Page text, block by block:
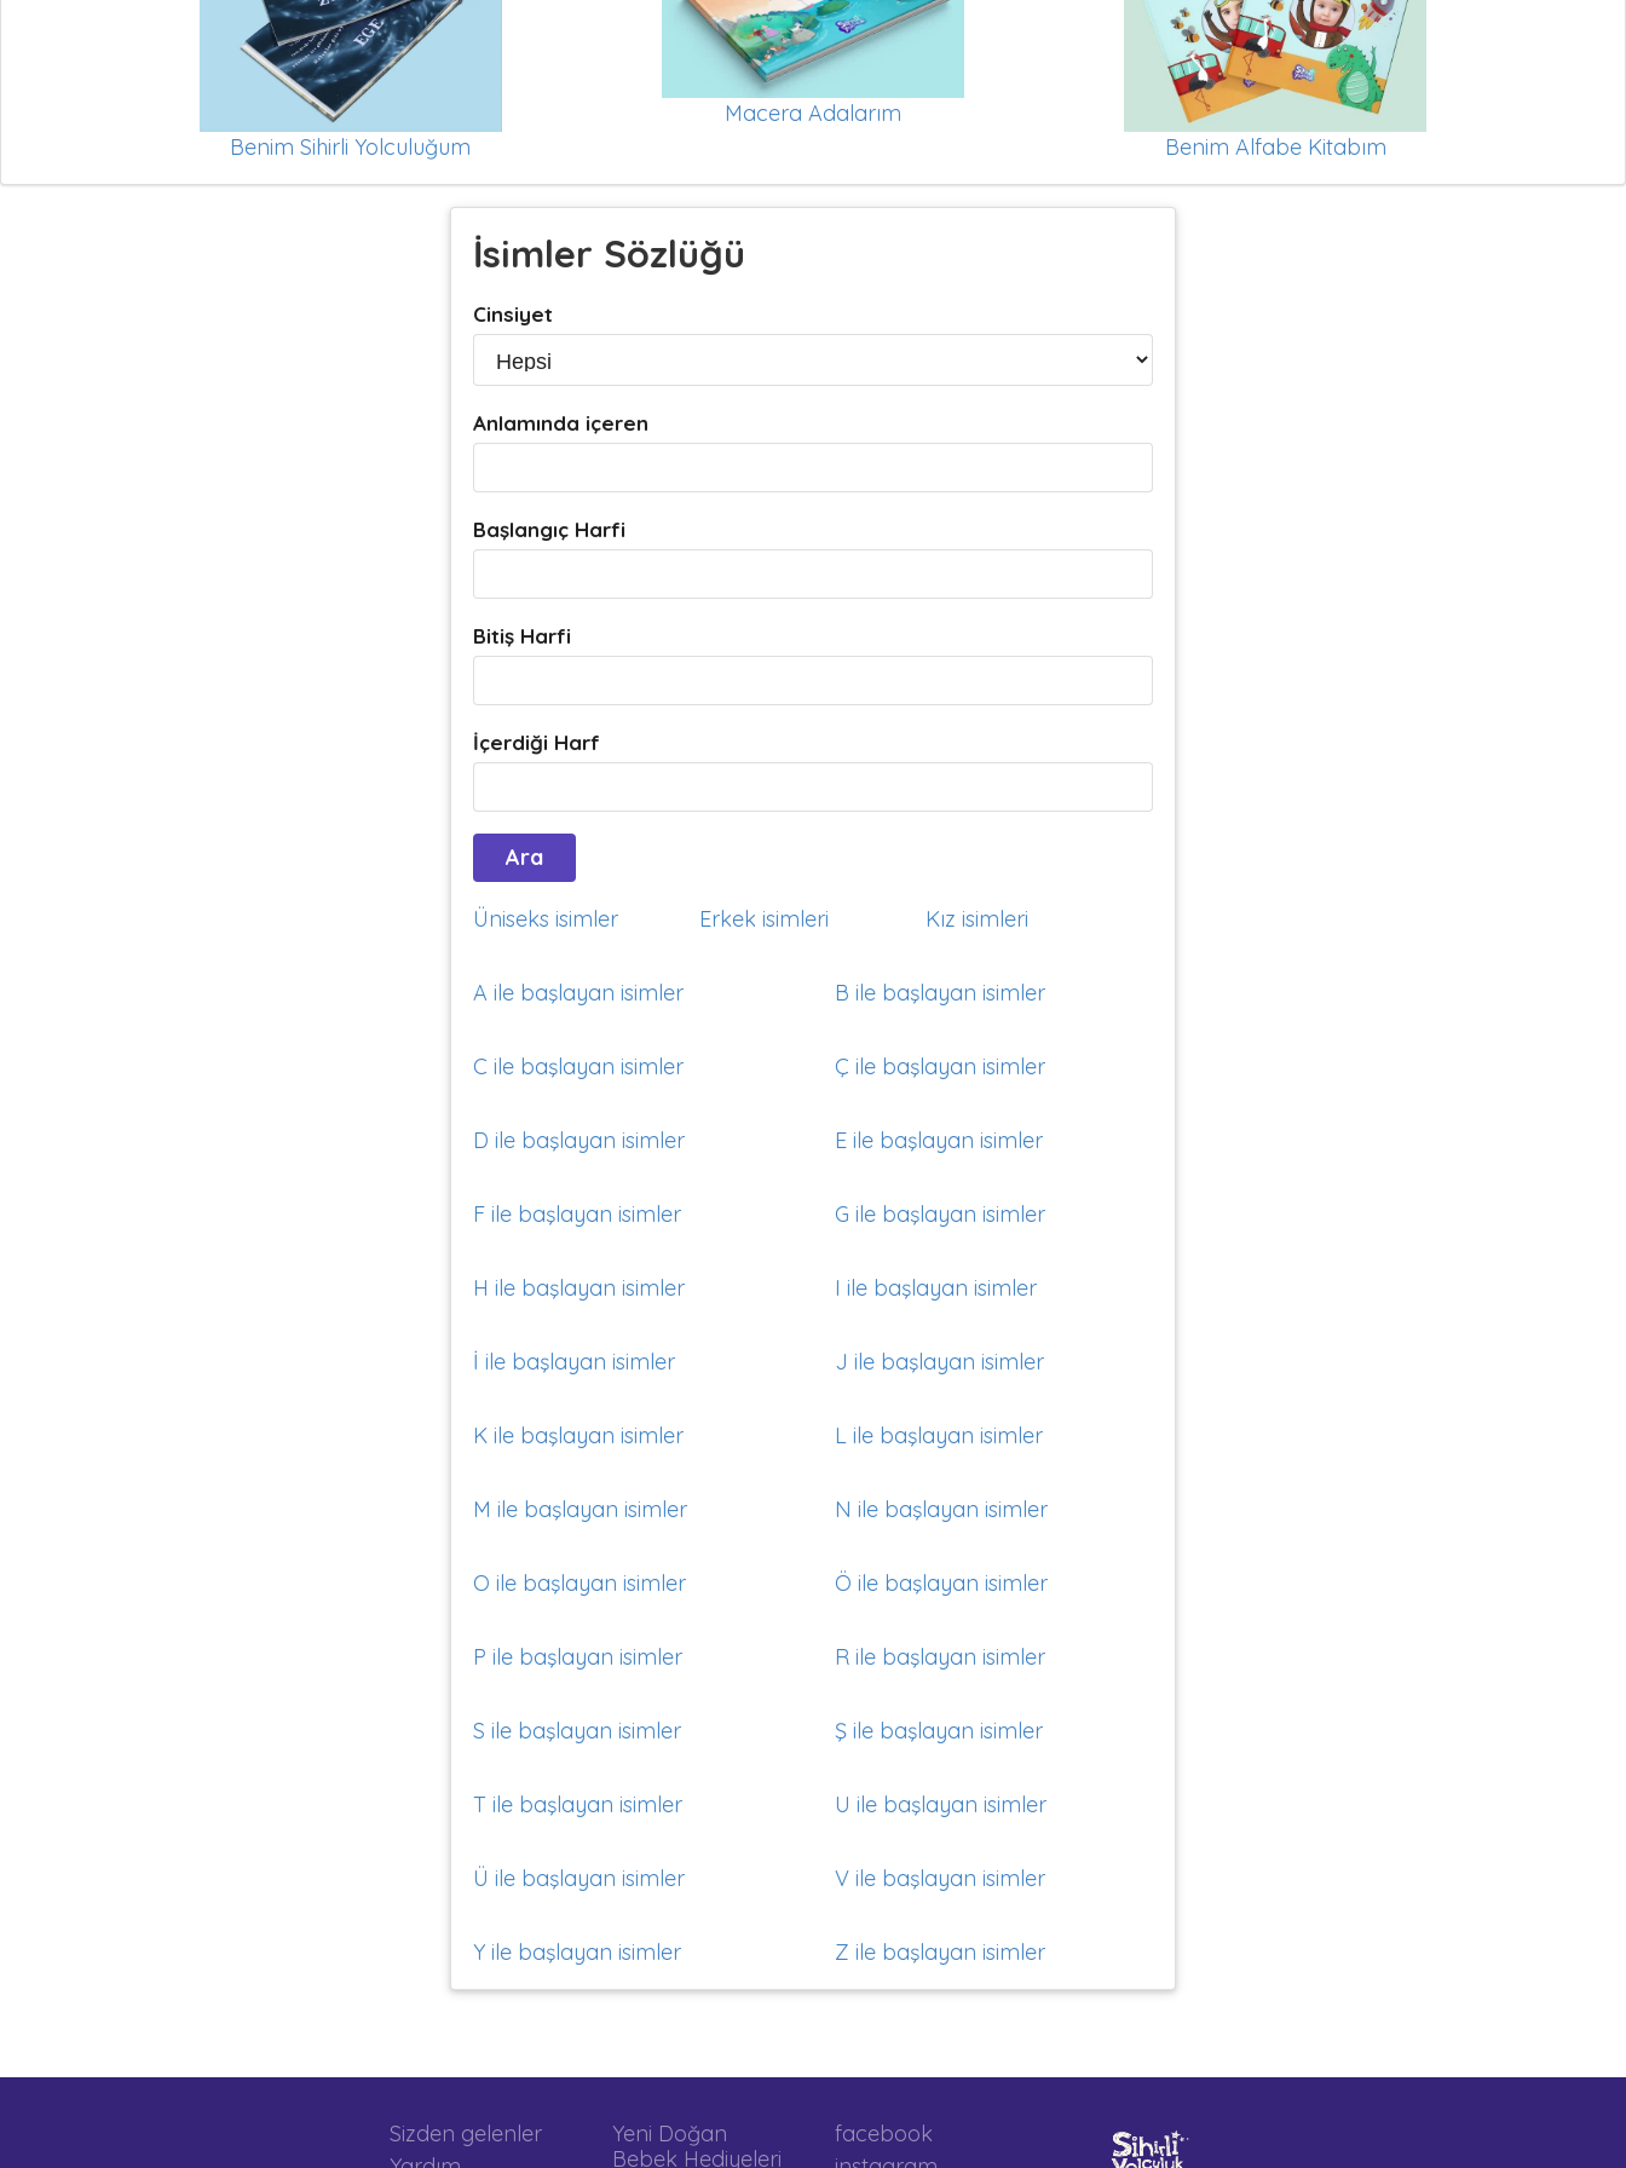
Benim Sihirli Yolculuğum
Macera Adalarım
Benim Alfabe Kitabım
İsimler Sözlüğü
Cinsiyet
Anlamında içeren
Başlangıç Harfi
Bitiş Harfi
İçerdiği Harf
Üniseks isimler Erkek isimleri Kız isimleri
A ile başlayan isimler B ile başlayan isimler
C ile başlayan isimler Ç ile başlayan isimler
D ile başlayan isimler E ile başlayan isimler
F ile başlayan isimler G ile başlayan isimler
H ile başlayan isimler I ile başlayan isimler
İ ile başlayan isimler J ile başlayan isimler
K ile başlayan isimler L ile başlayan isimler
M ile başlayan isimler N ile başlayan isimler
O ile başlayan isimler Ö ile başlayan isimler
P ile başlayan isimler R ile başlayan isimler
S ile başlayan isimler Ş ile başlayan isimler
T ile başlayan isimler U ile başlayan isimler
Ü ile başlayan isimler V ile başlayan isimler
Y ile başlayan isimler Z ile başlayan isimler
Sizden gelenler
Yeni Doğan
Bebek Hediyeleri
facebook